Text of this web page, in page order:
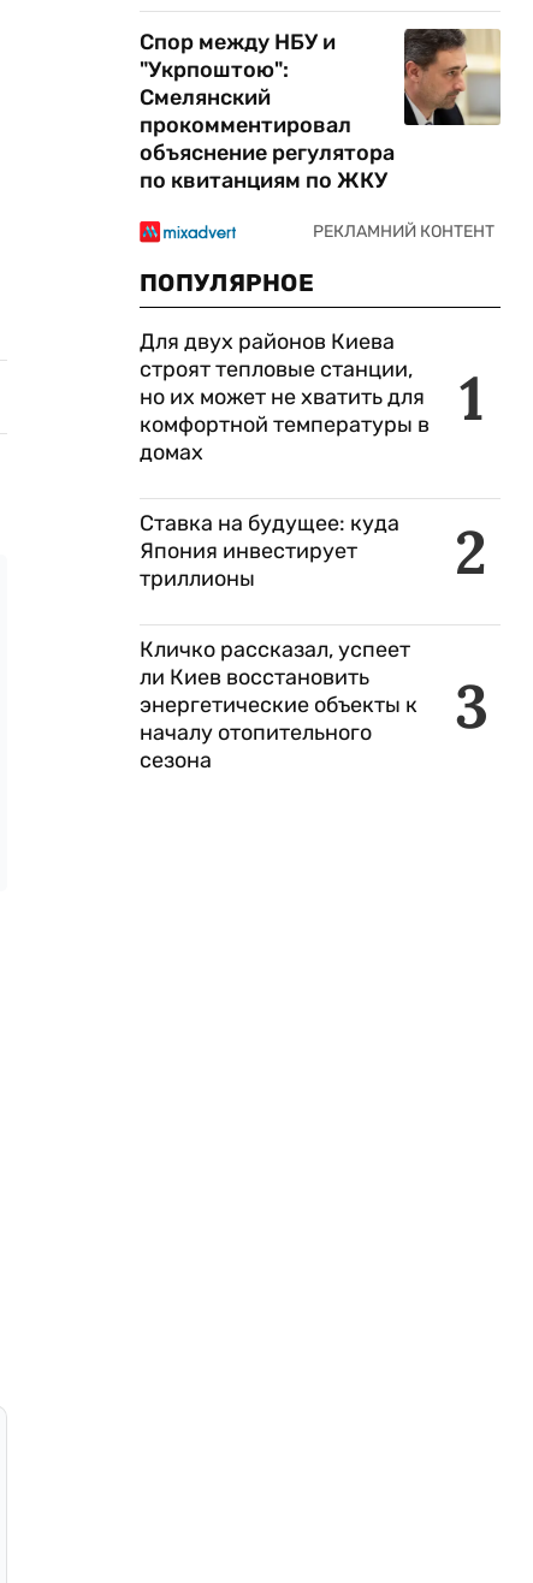
Спор между НБУ и
"Укрпоштою":
Смелянский
прокомментировал
объяснение регулятора
по квитанциям по ЖКУ
ПОПУЛЯРНОЕ
1
Для двух районов Киева
строят тепловые станции,
но их может не хватить для
комфортной температуры в
домах
2
Ставка на будущее: куда
Япония инвестирует
триллионы
3
Кличко рассказал, успеет
ли Киев восстановить
энергетические объекты к
началу отопительного
сезона